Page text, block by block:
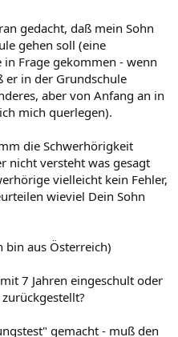
gedacht, daß mein Sohn
gehen soll (eine
Frage gekommen - wenn
er in der Grundschule
aber von Anfang an in
mich querlegen).
die Schwerhörigkeit
nicht versteht was gesagt
vielleicht kein Fehler,
wieviel Dein Sohn
bin aus Österreich)
7 Jahren eingeschult oder
gemacht - muß den